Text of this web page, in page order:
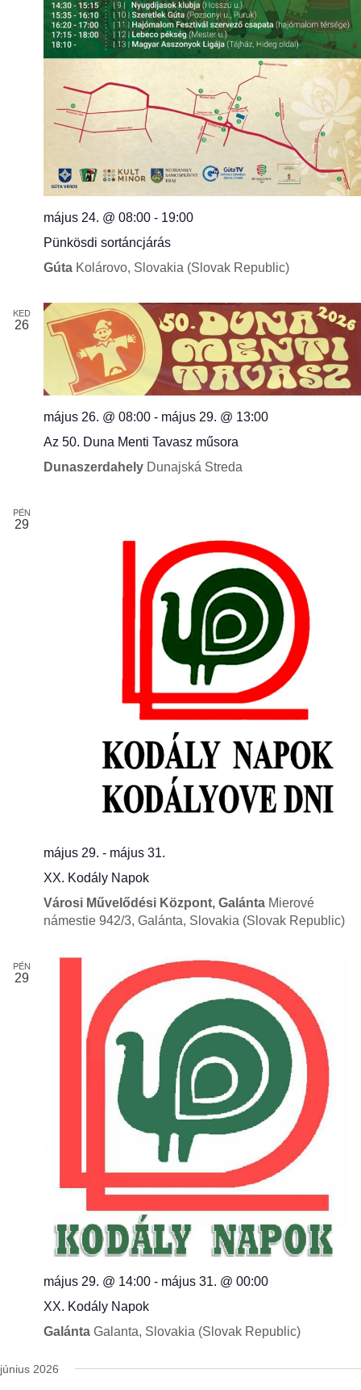
május 24. @ 08:00 - 19:00
Pünkösdi sortáncjárás
Gúta Kolárovo, Slovakia (Slovak Republic)
KED
26
május 26. @ 08:00 - május 29. @ 13:00
Az 50. Duna Menti Tavasz műsora
Dunaszerdahely Dunajská Streda
PÉN
29
május 29. - május 31.
XX. Kodály Napok
Városi Művelődési Központ, Galánta Mierové
námestie 942/3, Galánta, Slovakia (Slovak Republic)
PÉN
29
május 29. @ 14:00 - május 31. @ 00:00
XX. Kodály Napok
Galánta Galanta, Slovakia (Slovak Republic)
június 2026